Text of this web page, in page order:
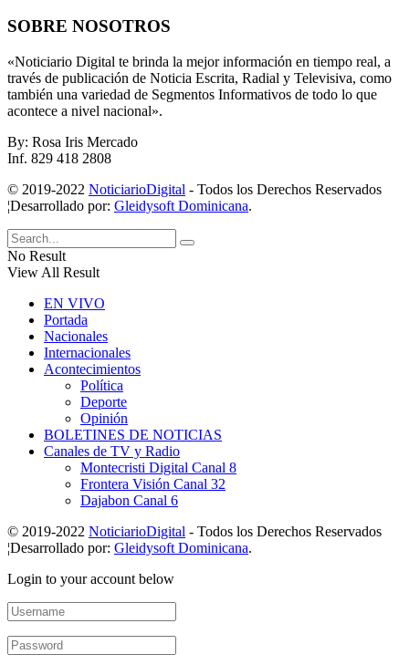
SOBRE NOSOTROS
«Noticiario Digital te brinda la mejor información en tiempo real, a
través de publicación de Noticia Escrita, Radial y Televisiva, como
también una variedad de Segmentos Informativos de todo lo que
acontece a nivel nacional».
By: Rosa Iris Mercado
Inf. 829 418 2808
© 2019-2022 NoticiarioDigital - Todos los Derechos Reservados
¦Desarrollado por: Gleidysoft Dominicana.
No Result
View All Result
EN VIVO
Portada
Nacionales
Internacionales
Acontecimientos
Política
Deporte
Opinión
BOLETINES DE NOTICIAS
Canales de TV y Radio
Montecristi Digital Canal 8
Frontera Visión Canal 32
Dajabon Canal 6
© 2019-2022 NoticiarioDigital - Todos los Derechos Reservados
¦Desarrollado por: Gleidysoft Dominicana.
Login to your account below